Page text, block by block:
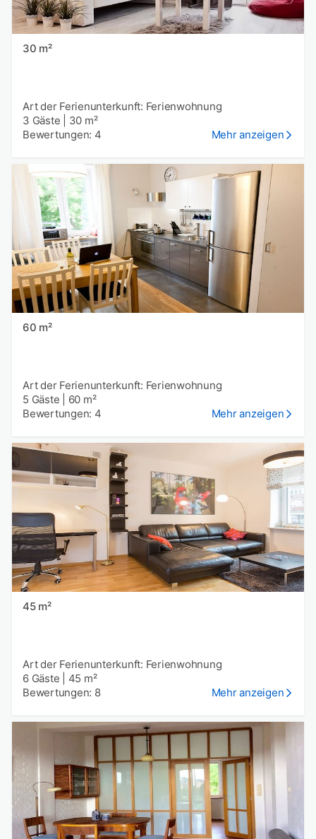
30 m²
Art der Ferienunterkunft: Ferienwohnung
3 Gäste
30 m²
Bewertungen: 4
Mehr anzeigen
60 m²
Art der Ferienunterkunft: Ferienwohnung
5 Gäste
60 m²
Bewertungen: 4
Mehr anzeigen
45 m²
Art der Ferienunterkunft: Ferienwohnung
6 Gäste
45 m²
Bewertungen: 8
Mehr anzeigen